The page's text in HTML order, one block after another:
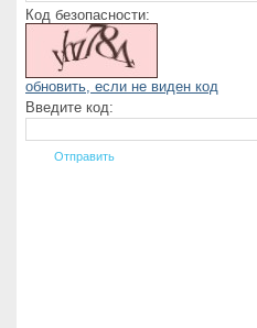
Код безопасности:
обновить, если не виден код
Введите код: